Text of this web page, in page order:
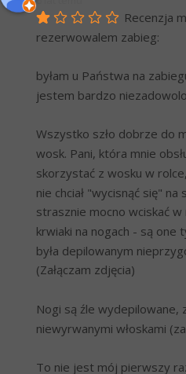
Recenzja
rezerwowalem zabieg:
byłam u Państwa na
jestem bardzo
Wszystko szło dobrze do
wosk. Pani, która mnie
skorzystać z wosku w
nie chciał "wycisnąć się"
strasznie mocno wciskać
krwiaki na nogach - są
była depilowanym
(Załączam zdjęcia)
Nogi są źle wydepilowane,
niewyrwanymi włoskami
To nie jest mój pierwszy